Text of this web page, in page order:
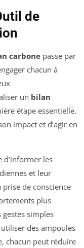
de
carbone passe par
chacun à
un bilan
étape essentielle.
impact et d’agir en
d’informer les
et leur
prise de conscience
plus
simples
des ampoules
chacun peut réduire